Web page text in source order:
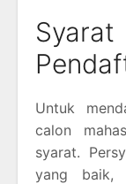
Untuk
calon
syarat.
yang baik,